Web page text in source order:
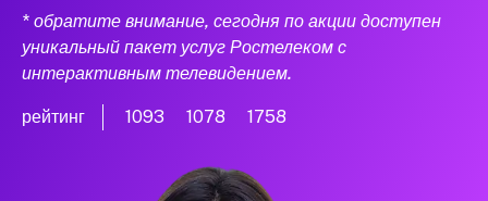
* обратите внимание, сегодня по акции доступен
уникальный пакет услуг Ростелеком с
интерактивным телевидением.
рейтинг 1093 1078 1758